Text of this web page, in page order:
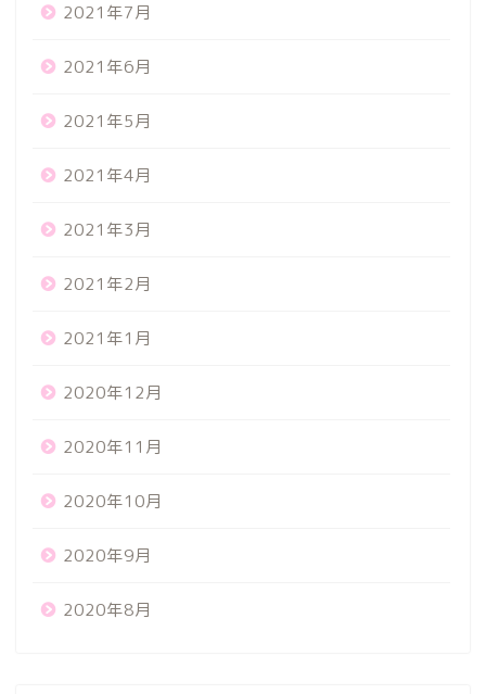
2021年7月
2021年6月
2021年5月
2021年4月
2021年3月
2021年2月
2021年1月
2020年12月
2020年11月
2020年10月
2020年9月
2020年8月